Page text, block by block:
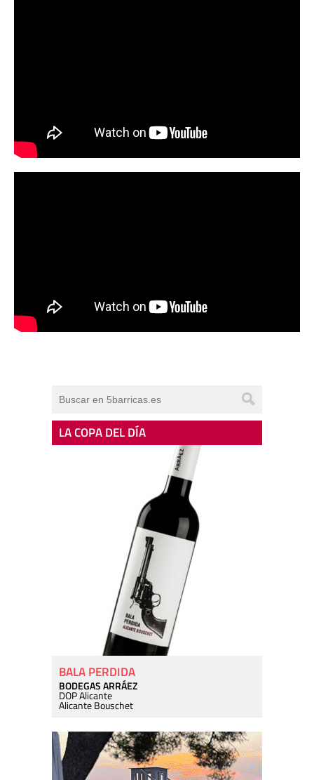
LA COPA DEL DÍA
BALA PERDIDA
BODEGAS ARRÁEZ
DOP Alicante
Alicante Bouschet